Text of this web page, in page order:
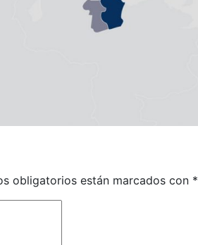
obligatorios están marcados con *